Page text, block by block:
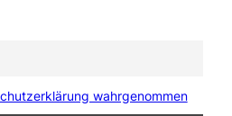
wahrgenommen